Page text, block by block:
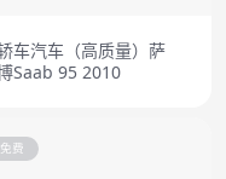
车汽车（高质量）萨
Saab 95 2010
免费